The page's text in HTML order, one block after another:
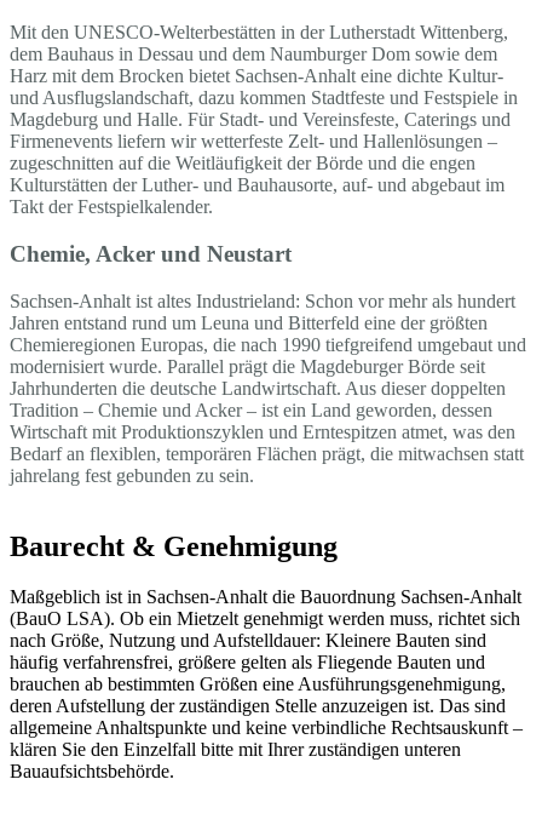
Mit den UNESCO-Welterbestätten in der Lutherstadt Wittenberg,
dem Bauhaus in Dessau und dem Naumburger Dom sowie dem
Harz mit dem Brocken bietet Sachsen-Anhalt eine dichte Kultur-
und Ausflugslandschaft, dazu kommen Stadtfeste und Festspiele in
Magdeburg und Halle. Für Stadt- und Vereinsfeste, Caterings und
Firmenevents liefern wir wetterfeste Zelt- und Hallenlösungen –
zugeschnitten auf die Weitläufigkeit der Börde und die engen
Kulturstätten der Luther- und Bauhausorte, auf- und abgebaut im
Takt der Festspielkalender.
Chemie, Acker und Neustart
Sachsen-Anhalt ist altes Industrieland: Schon vor mehr als hundert
Jahren entstand rund um Leuna und Bitterfeld eine der größten
Chemieregionen Europas, die nach 1990 tiefgreifend umgebaut und
modernisiert wurde. Parallel prägt die Magdeburger Börde seit
Jahrhunderten die deutsche Landwirtschaft. Aus dieser doppelten
Tradition – Chemie und Acker – ist ein Land geworden, dessen
Wirtschaft mit Produktionszyklen und Erntespitzen atmet, was den
Bedarf an flexiblen, temporären Flächen prägt, die mitwachsen statt
jahrelang fest gebunden zu sein.
Baurecht & Genehmigung
Maßgeblich ist in Sachsen-Anhalt die Bauordnung Sachsen-Anhalt
(BauO LSA). Ob ein Mietzelt genehmigt werden muss, richtet sich
nach Größe, Nutzung und Aufstelldauer: Kleinere Bauten sind
häufig verfahrensfrei, größere gelten als Fliegende Bauten und
brauchen ab bestimmten Größen eine Ausführungsgenehmigung,
deren Aufstellung der zuständigen Stelle anzuzeigen ist. Das sind
allgemeine Anhaltspunkte und keine verbindliche Rechtsauskunft –
klären Sie den Einzelfall bitte mit Ihrer zuständigen unteren
Bauaufsichtsbehörde.